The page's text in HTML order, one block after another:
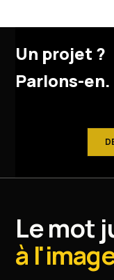
Un projet ?
Parlons-en.
Le mot
à